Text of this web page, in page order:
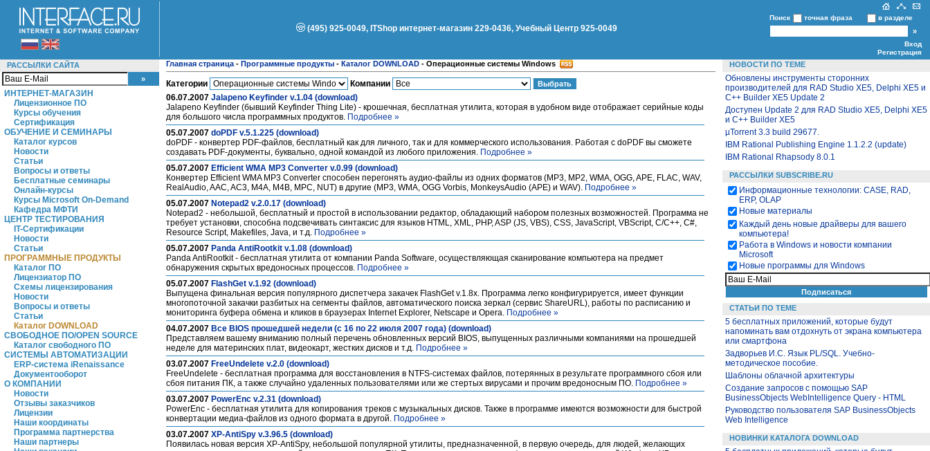
(495) 925-0049, ITShop интернет-магазин 229-0436, Учебный Центр 925-0049
Поиск точная фраза в разделе
Вход
Регистрация
РАССЫЛКИ САЙТА
ИНТЕРНЕТ-МАГАЗИН
Лицензионное ПО
Курсы обучения
Сертификация
ОБУЧЕНИЕ И СЕМИНАРЫ
Каталог курсов
Новости
Статьи
Вопросы и ответы
Бесплатные семинары
Онлайн-курсы
Курсы Microsoft On-Demand
Кафедра МФТИ
ЦЕНТР ТЕСТИРОВАНИЯ
IT-Сертификации
Новости
Статьи
ПРОГРАММНЫЕ ПРОДУКТЫ
Каталог ПО
Лицензиатор ПО
Схемы лицензирования
Новости
Вопросы и ответы
Статьи
Каталог DOWNLOAD
СВОБОДНОЕ ПО/OPEN SOURCE
Каталог свободного ПО
СИСТЕМЫ АВТОМАТИЗАЦИИ
ERP-система iRenaissance
Документооборот
О КОМПАНИИ
Новости
Отзывы заказчиков
Лицензии
Наши координаты
Программа партнерства
Наши партнеры
Главная страница - Программные продукты - Каталог DOWNLOAD - Операционные системы Windows
Категории
Компании
06.07.2007 Jalapeno Keyfinder v.1.04 (download)
Jalapeno Keyfinder (бывший Keyfinder Thing Lite) - крошечная, бесплатная утилита, которая в удобном виде отображает серийные коды
для большого числа программных продуктов. Подробнее »
05.07.2007 doPDF v.5.1.225 (download)
doPDF - конвертер PDF-файлов, бесплатный как для личного, так и для коммерческого использования. Работая с doPDF вы сможете
создавать PDF-документы, буквально, одной командой из любого приложения. Подробнее »
05.07.2007 Efficient WMA MP3 Converter v.0.99 (download)
Конвертер Efficient WMA MP3 Converter способен перегонять аудио-файлы из одних форматов (MP3, MP2, WMA, OGG, APE, FLAC, WAV,
RealAudio, AAC, AC3, M4A, M4B, MPC, NUT) в другие (MP3, WMA, OGG Vorbis, MonkeysAudio (APE) и WAV). Подробнее »
05.07.2007 Notepad2 v.2.0.17 (download)
Notepad2 - небольшой, бесплатный и простой в использовании редактор, обладающий набором полезных возможностей. Программа не
требует установки, способна подсвечивать синтаксис для языков HTML, XML, PHP, ASP (JS, VBS), CSS, JavaScript, VBScript, C/C++, C#,
Resource Script, Makefiles, Java, и т.д. Подробнее »
05.07.2007 Panda AntiRootkit v.1.08 (download)
Panda AntiRootkit - бесплатная утилита от компании Panda Software, осуществляющая сканирование компьютера на предмет
обнаружения скрытых вредоносных процессов. Подробнее »
05.07.2007 FlashGet v.1.92 (download)
Выпущена финальная версия популярного диспетчера закачек FlashGet v.1.8x. Программа легко конфигурируется, имеет функции
многопоточной закачки разбитых на сегменты файлов, автоматического поиска зеркал (сервис ShareURL), работы по расписанию и
мониторинга буфера обмена и кликов в браузерах Internet Explorer, Netscape и Opera. Подробнее »
04.07.2007 Все BIOS прошедшей недели (с 16 по 22 июля 2007 года) (download)
Представляем вашему вниманию полный перечень обновленных версий BIOS, выпущенных различными компаниями на прошедшей
неделе для материнских плат, видеокарт, жестких дисков и т.д. Подробнее »
03.07.2007 FreeUndelete v.2.0 (download)
FreeUndelete - бесплатная программа для восстановления в NTFS-системах файлов, потерянных в результате программного сбоя или
сбоя питания ПК, а также случайно удаленных пользователями или же стертых вирусами и прочим вредоносным ПО. Подробнее »
03.07.2007 PowerEnc v.2.31 (download)
PowerEnc - бесплатная утилита для копирования треков с музыкальных дисков. Также в программе имеются возможности для быстрой
конвертации медиа-файлов из одного формата в другой. Подробнее »
03.07.2007 XP-AntiSpy v.3.96.5 (download)
Появилась новая версия XP-AntiSpy, небольшой популярной утилиты, предназначенной, в первую очередь, для людей, желающих
НОВОСТИ ПО ТЕМЕ
Обновлены инструменты сторонних
производителей для RAD Studio XE5, Delphi XE5 и
C++ Builder XE5 Update 2
Доступен Update 2 для RAD Studio XE5, Delphi XE5
и C++ Builder XE5
µTorrent 3.3 build 29677.
IBM Rational Publishing Engine 1.1.2.2 (update)
IBM Rational Rhapsody 8.0.1
РАССЫЛКИ SUBSCRIBE.RU
Информационные технологии: CASE, RAD,
ERP, OLAP
Новые материалы
Каждый день новые драйверы для вашего
компьютера!
Работа в Windows и новости компании
Microsoft
Новые программы для Windows
СТАТЬИ ПО ТЕМЕ
5 бесплатных приложений, которые будут
напоминать вам отдохнуть от экрана компьютера
или смартфона
Задворьев И.С. Язык PL/SQL. Учебно-
методическое пособие.
Шаблоны облачной архитектуры
Создание запросов с помощью SAP
BusinessObjects WebIntelligence Query - HTML
Руководство пользователя SAP BusinessObjects
Web Intelligence
НОВИНКИ КАТАЛОГА DOWNLOAD